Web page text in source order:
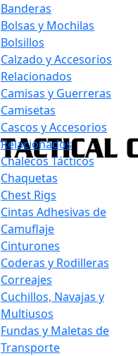
Banderas
Bolsas y Mochilas
Bolsillos
Calzado y Accesorios
Relacionados
Camisas y Guerreras
Camisetas
Cascos y Accesorios
Relacionados
Chalecos Tácticos
Chaquetas
Chest Rigs
Cintas Adhesivas de
Camuflaje
Cinturones
Coderas y Rodilleras
Correajes
Cuchillos, Navajas y
Multiusos
Fundas y Maletas de
Transporte